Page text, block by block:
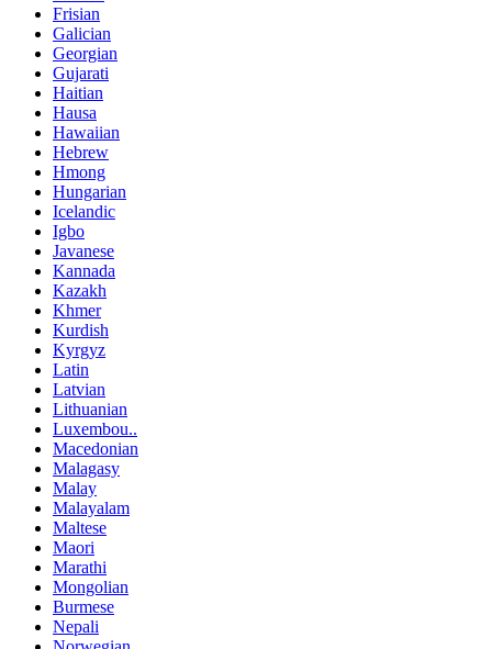
Frisian
Galician
Georgian
Gujarati
Haitian
Hausa
Hawaiian
Hebrew
Hmong
Hungarian
Icelandic
Igbo
Javanese
Kannada
Kazakh
Khmer
Kurdish
Kyrgyz
Latin
Latvian
Lithuanian
Luxembou..
Macedonian
Malagasy
Malay
Malayalam
Maltese
Maori
Marathi
Mongolian
Burmese
Nepali